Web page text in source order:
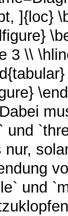
]{loc}
3 \\
und
und